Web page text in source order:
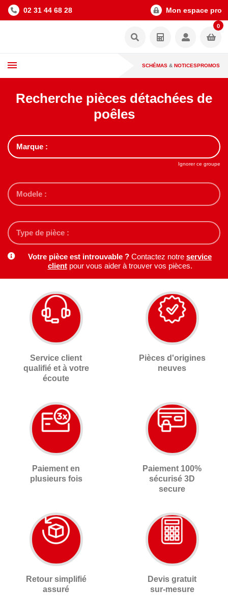
02 31 44 68 28 Mon espace pro
0
SCHÉMAS & NOTICESPROMOS
Recherche pièces détachées de
poêles
Ignorer ce groupe
Votre pièce est introuvable ? Contactez notre service
clientpour vous aider à trouver vos pièces.
Service client
qualifié et à votre
écoute
Pièces d'origines
neuves
Paiement en
plusieurs fois
Paiement 100%
sécurisé 3D
secure
Retour simplifié
assuré
Devis gratuit
sur-mesure